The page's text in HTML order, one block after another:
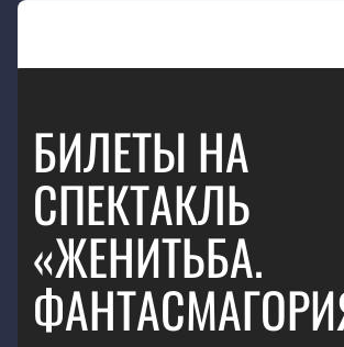
БИЛЕТЫ НА
СПЕКТАКЛЬ
«ЖЕНИТЬБА.